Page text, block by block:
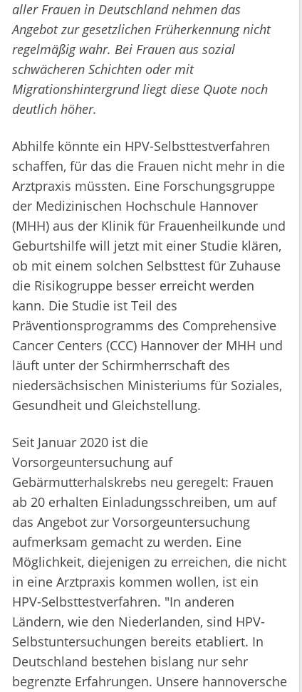
aller Frauen in Deutschland nehmen das
Angebot zur gesetzlichen Früherkennung nicht
regelmäßig wahr. Bei Frauen aus sozial
schwächeren Schichten oder mit
Migrationshintergrund liegt diese Quote noch
deutlich höher.
Abhilfe könnte ein HPV-Selbsttestverfahren
schaffen, für das die Frauen nicht mehr in die
Arztpraxis müssten. Eine Forschungsgruppe
der Medizinischen Hochschule Hannover
(MHH) aus der Klinik für Frauenheilkunde und
Geburtshilfe will jetzt mit einer Studie klären,
ob mit einem solchen Selbsttest für Zuhause
die Risikogruppe besser erreicht werden
kann. Die Studie ist Teil des
Präventionsprogramms des Comprehensive
Cancer Centers (CCC) Hannover der MHH und
läuft unter der Schirmherrschaft des
niedersächsischen Ministeriums für Soziales,
Gesundheit und Gleichstellung.
Seit Januar 2020 ist die
Vorsorgeuntersuchung auf
Gebärmutterhalskrebs neu geregelt: Frauen
ab 20 erhalten Einladungsschreiben, um auf
das Angebot zur Vorsorgeuntersuchung
aufmerksam gemacht zu werden. Eine
Möglichkeit, diejenigen zu erreichen, die nicht
in eine Arztpraxis kommen wollen, ist ein
HPV-Selbsttestverfahren. "In anderen
Ländern, wie den Niederlanden, sind HPV-
Selbstuntersuchungen bereits etabliert. In
Deutschland bestehen bislang nur sehr
begrenzte Erfahrungen. Unsere hannoversche